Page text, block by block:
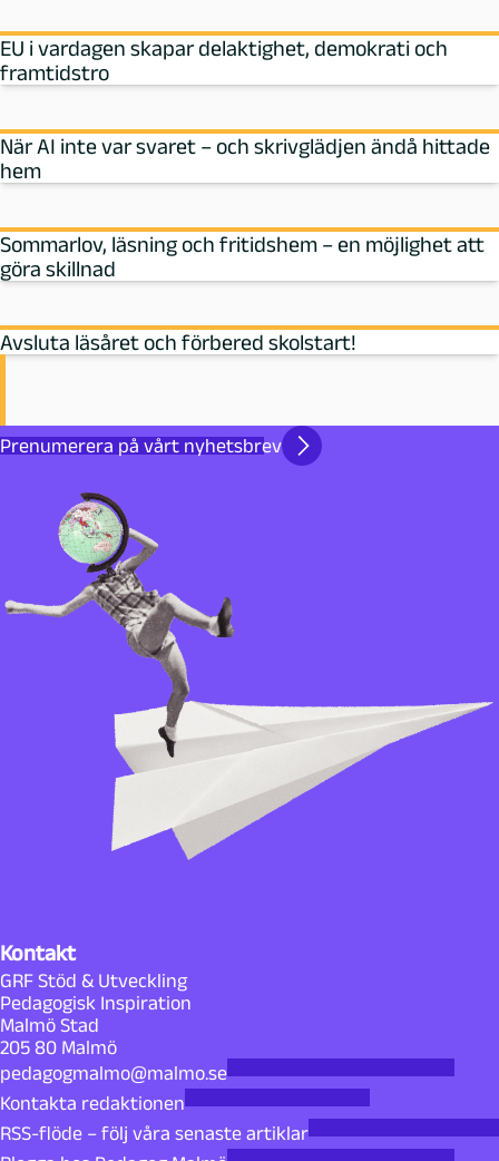
EU i vardagen skapar delaktighet, demokrati och
framtidstro
När AI inte var svaret – och skrivglädjen ändå hittade
hem
Sommarlov, läsning och fritidshem – en möjlighet att
göra skillnad
Avsluta läsåret och förbered skolstart!
Prenumerera på vårt nyhetsbrev
Kontakt
GRF Stöd & Utveckling
Pedagogisk Inspiration
Malmö Stad
205 80 Malmö
pedagogmalmo@malmo.se
Kontakta redaktionen
RSS-flöde – följ våra senaste artiklar